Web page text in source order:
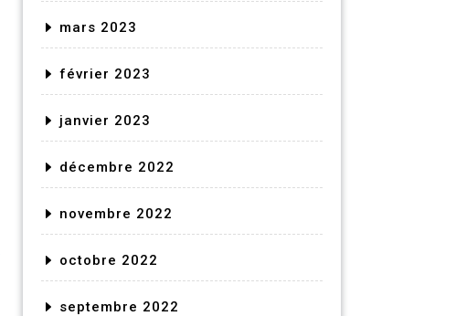
mars 2023
février 2023
janvier 2023
décembre 2022
novembre 2022
octobre 2022
septembre 2022